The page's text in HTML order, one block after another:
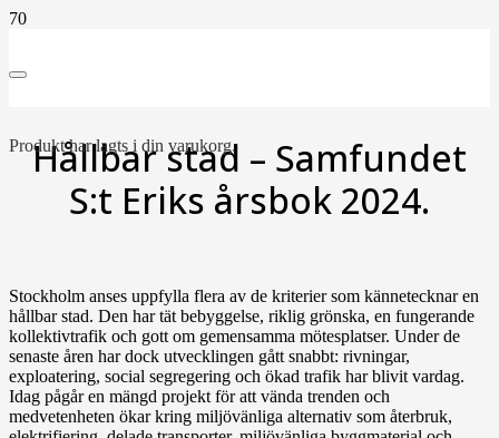
Produkthar lagts i din varukorg.
Hållbar stad – Samfundet
S:t Eriks årsbok 2024.
Stockholm anses uppfylla flera av de kriterier som kännetecknar en
hållbar stad. Den har tät bebyggelse, riklig grönska, en fungerande
kollektivtrafik och gott om gemensamma mötesplatser. Under de
senaste åren har dock utvecklingen gått snabbt: rivningar,
exploatering, social segregering och ökad trafik har blivit vardag.
Idag pågår en mängd projekt för att vända trenden och
medvetenheten ökar kring miljövänliga alternativ som återbruk,